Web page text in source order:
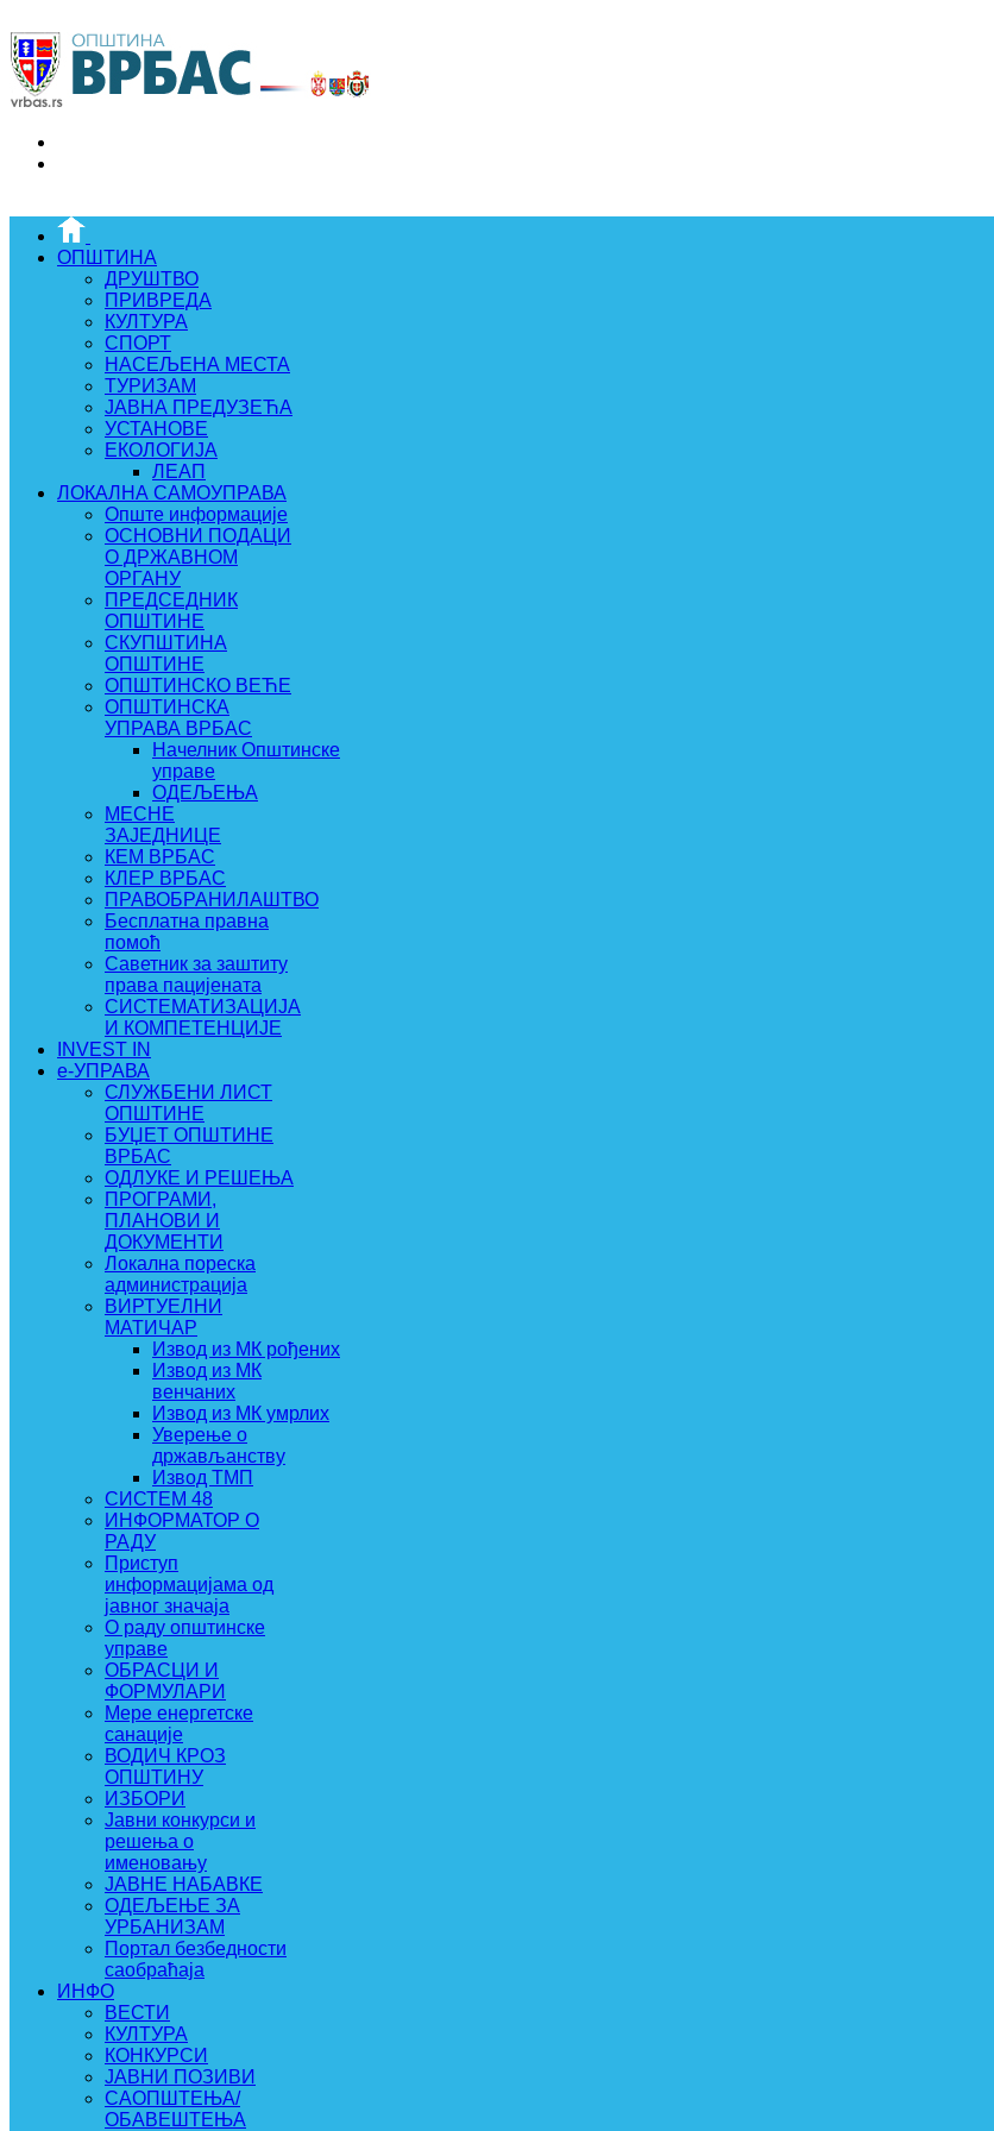
ОПШТИНА
ДРУШТВО
ПРИВРЕДА
КУЛТУРА
СПОРТ
НАСЕЉЕНА МЕСТА
ТУРИЗАМ
ЈАВНА ПРЕДУЗЕЋА
УСТАНОВЕ
ЕКОЛОГИЈА
ЛЕАП
ЛОКАЛНА САМОУПРАВА
Опште информације
ОСНОВНИ ПОДАЦИ
О ДРЖАВНОМ
ОРГАНУ
ПРЕДСЕДНИК
ОПШТИНЕ
СКУПШТИНА
ОПШТИНЕ
ОПШТИНСКО ВЕЋЕ
ОПШТИНСКА
УПРАВА ВРБАС
Начелник Општинске
управе
ОДЕЉЕЊА
МЕСНЕ
ЗАЈЕДНИЦЕ
КЕМ ВРБАС
КЛЕР ВРБАС
ПРАВОБРАНИЛАШТВО
Бесплатна правна
помоћ
Саветник за заштиту
права пацијената
СИСТЕМАТИЗАЦИЈА
И КОМПЕТЕНЦИЈЕ
INVEST IN
e-УПРАВА
СЛУЖБЕНИ ЛИСТ
ОПШТИНЕ
БУЏЕТ ОПШТИНЕ
ВРБАС
ОДЛУКЕ И РЕШЕЊА
ПРОГРАМИ,
ПЛАНОВИ И
ДОКУМЕНТИ
Локална пореска
администрација
ВИРТУЕЛНИ
МАТИЧАР
Извод из МК рођених
Извод из МК
венчаних
Извод из МК умрлих
Уверење о
држављанству
Извод ТМП
СИСТЕМ 48
ИНФОРМАТОР О
РАДУ
Приступ
информацијама од
јавног значаја
О раду општинске
управе
ОБРАСЦИ И
ФОРМУЛАРИ
Мере енергетске
санације
ВОДИЧ КРОЗ
ОПШТИНУ
ИЗБОРИ
Јавни конкурси и
решења о
именовању
ЈАВНЕ НАБАВКЕ
ОДЕЉЕЊЕ ЗА
УРБАНИЗАМ
Портал безбедности
саобраћаја
ИНФО
ВЕСТИ
КУЛТУРА
КОНКУРСИ
ЈАВНИ ПОЗИВИ
САОПШТЕЊА/
ОБАВЕШТЕЊА